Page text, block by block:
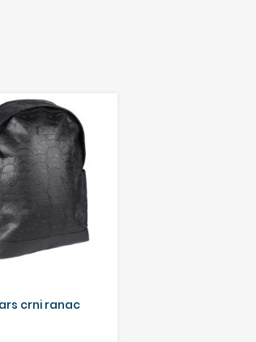
crni ranac